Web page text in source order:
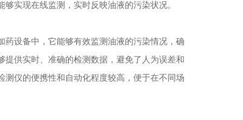
实现在线监测，实时反映油液的污染状况。
设备中，它能够有效监测油液的污染情况，确
供实时、准确的检测数据，避免了人为误差和
仪的便携性和自动化程度较高，便于在不同场